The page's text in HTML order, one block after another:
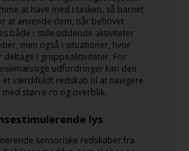
at have med i tasken, så barnet
at anvende dem, når behovet
både i stillesiddende aktiviteter
men også i situationer, hvor
deltage i gruppeaktiviteter. For
udfordringer kan den
værdifuldt redskab til at navigere
med større ro og overblik.
lys
sensoriske redskaber fra